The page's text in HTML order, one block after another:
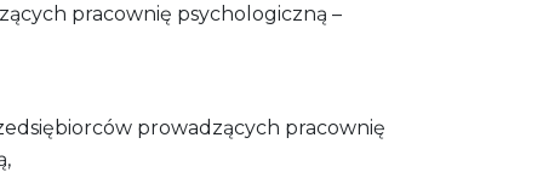
pracownię psychologiczną –
prowadzących pracownię